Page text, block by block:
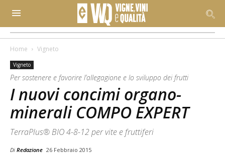
Home Vigneto
Vigneto
Per sostenere e favorire l’allegagione e lo sviluppo dei frutti
I nuovi concimi organo-
minerali COMPO EXPERT
TerraPlus® BIO 4-8-12 per vite e fruttiferi
Di Redazione 26 Febbraio 2015